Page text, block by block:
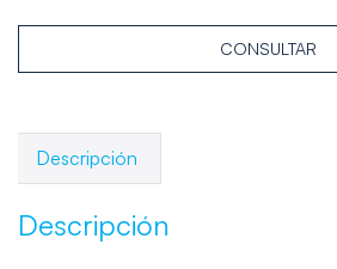
CONSULTAR
Descripción
Descripción